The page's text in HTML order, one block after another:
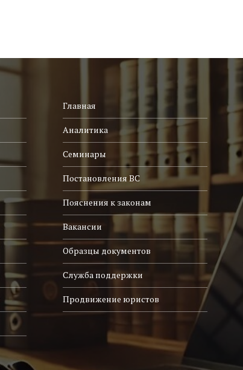
Главная
Аналитика
Семинары
Постановления ВС
Пояснения к законам
Вакансии
Образцы документов
Служба поддержки
Продвижение юристов